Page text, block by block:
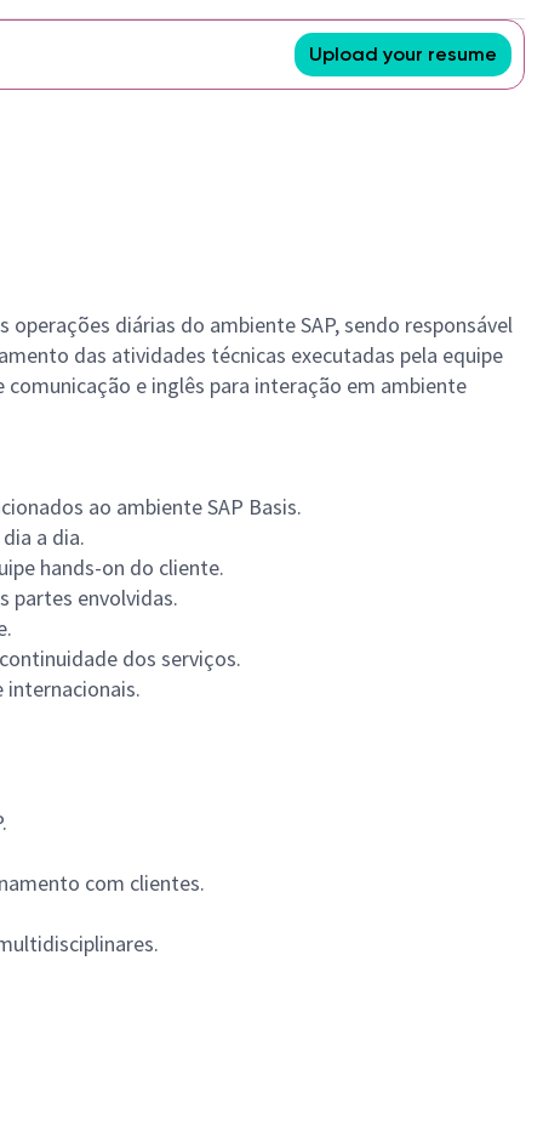
Upload your resume
diárias do ambiente SAP, sendo responsável
das atividades técnicas executadas pela equipe
e inglês para interação em ambiente
ao ambiente SAP Basis.
a dia.
hands-on do cliente.
partes envolvidas.
dos serviços.
internacionais.
com clientes.